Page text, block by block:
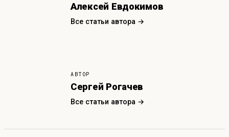
Алексей Евдокимов
Все статьи автора →
АВТОР
Сергей Рогачев
Все статьи автора →